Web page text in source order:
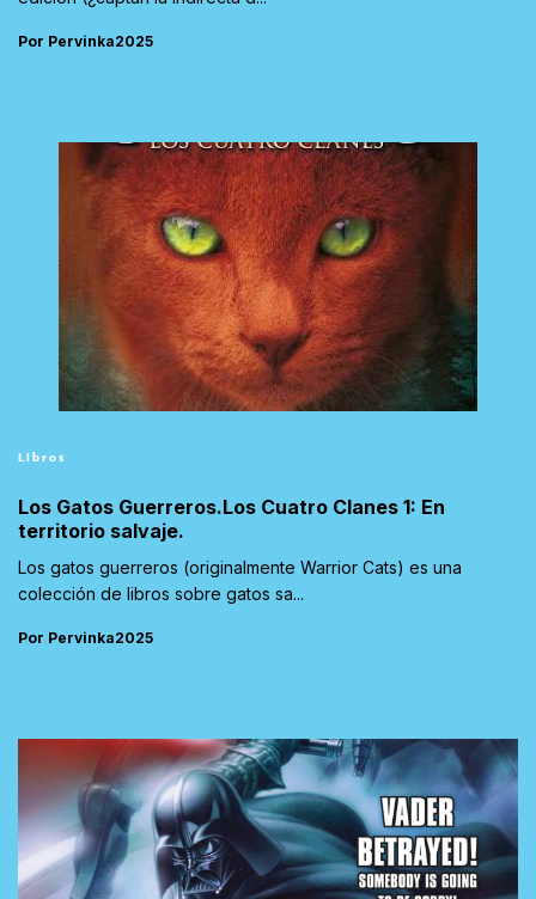
Por Pervinka2025
Libros
Los Gatos Guerreros.Los Cuatro Clanes 1: En
territorio salvaje.
Los gatos guerreros (originalmente Warrior Cats) es una
colección de libros sobre gatos sa...
Por Pervinka2025